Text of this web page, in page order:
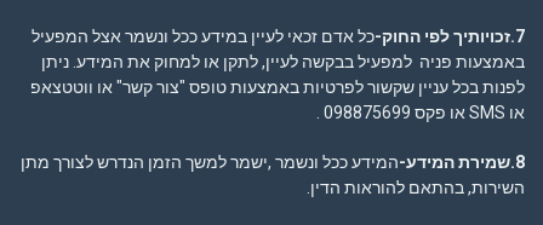
7.זכויותיך לפי החוק-
כל אדם זכאי לעיין במידע ככל ונשמר אצל המפעיל
באמצעות פניה למפעיל בבקשה לעיין, לתקן או למחוק את המידע. ניתן
לפנות בכל עניין שקשור לפרטיות באמצעות טופס "צור קשר" או ווטטצאפ
או SMS או פקס 098875699 .
8.שמירת המידע-
המידע ככל ונשמר ,ישמר למשך הזמן הנדרש לצורך מתן
השירות, בהתאם להוראות הדין.